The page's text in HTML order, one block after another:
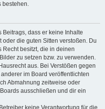
bestehen.
Beitrags, dass er keine Inhalte
die guten Sitten verstoßen. Du
Recht besitzt, die in deinen
zu setzen bzw. zu verwenden.
aus. Bei Verstößen gegen
im Board veröffentlichten
Abmahnung zeitweise oder
ausschließen und dir ein
keine Verantwortung für die